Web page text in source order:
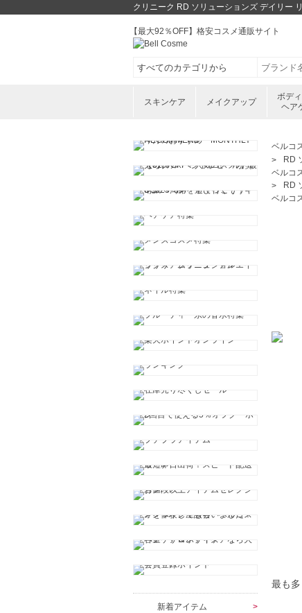
クリニーク RD ソリューションズ デイリー
【最大92％OFF】格安コスメ通販サイト
スキンケア メイクアップ
ボデ
ヘア
ベルコ
RD
ベルコ
RD
ベルコ
最も
新着アイテム